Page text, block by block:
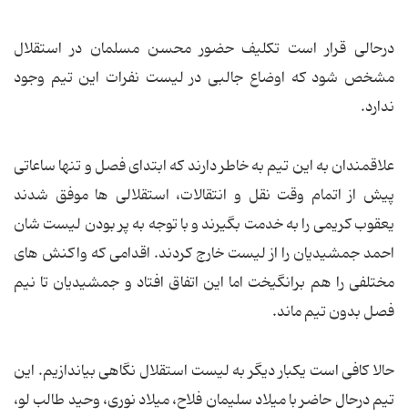
درحالی قرار است تکلیف حضور محسن مسلمان در استقلال
مشخص شود که اوضاع جالبی در لیست نفرات این تیم وجود
ندارد.
علاقمندان به این تیم به خاطر دارند که ابتدای فصل و تنها ساعاتی
پیش از اتمام وقت نقل و انتقالات، استقلالی ها موفق شدند
یعقوب کریمی را به خدمت بگیرند و با توجه به پر بودن لیست شان
احمد جمشیدیان را از لیست خارج کردند. اقدامی که واکنش های
مختلفی را هم برانگیخت اما این اتفاق افتاد و جمشیدیان تا نیم
فصل بدون تیم ماند.
حالا کافی است یکبار دیگر به لیست استقلال نگاهی بیاندازیم. این
تیم درحال حاضر با میلاد سلیمان فلاح، میلاد نوری، وحید طالب لو،